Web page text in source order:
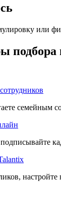
или
подбора
семейным